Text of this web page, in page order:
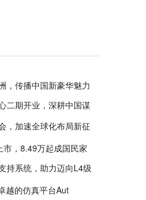
，传播中国新豪华魅力
二期开业，深耕中国谋
，加速全球化布局新征
，8.49万起成国民家
持系统，助力迈向L4级
越的仿真平台Aut